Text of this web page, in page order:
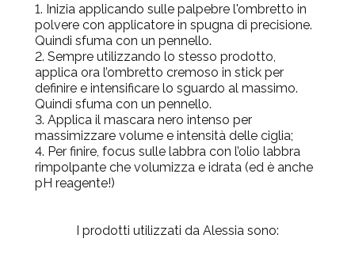
1. Inizia applicando sulle palpebre l'ombretto in
polvere con applicatore in spugna di precisione.
Quindi sfuma con un pennello.
2. Sempre utilizzando lo stesso prodotto,
applica ora l’ombretto cremoso in stick per
definire e intensificare lo sguardo al massimo.
Quindi sfuma con un pennello.
3. Applica il mascara nero intenso per
massimizzare volume e intensità delle ciglia;
4. Per finire, focus sulle labbra con l’olio labbra
rimpolpante che volumizza e idrata (ed è anche
pH reagente!)
I prodotti utilizzati da Alessia sono: